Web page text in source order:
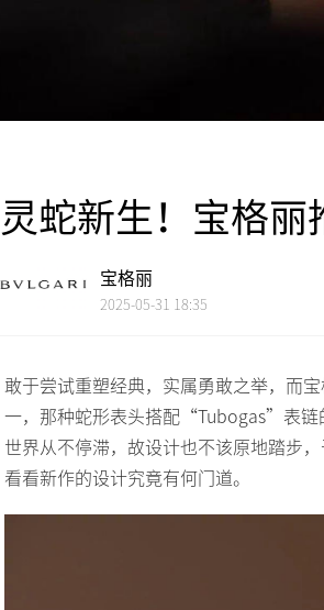
灵蛇新生！宝格
宝格丽
2025-05-31 18:35
敢于尝试重塑经典，实属勇敢之举，而
一，那种蛇形表头搭配“Tubogas”表链
世界从不停滞，故设计也不该原地踏步
看看新作的设计究竟有何门道。